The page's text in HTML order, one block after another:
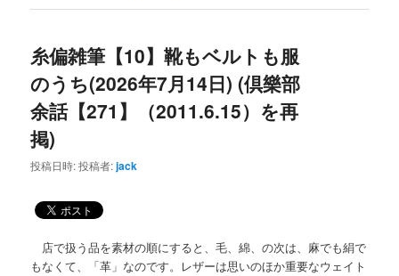
糸偏雑筆【10】靴もベルトも服
のうち(2026年7月14日) (倶樂部
余話【271】（2011.6.15）を再
掲)
投稿日時:投稿者:jack
店で扱う品を素材の順にすると、毛、綿、の次は、麻でも絹で
もなくて、「革」なのです。レザーは思いのほか重要なウェイト